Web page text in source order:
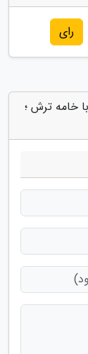
رای
خامه ترش ؛